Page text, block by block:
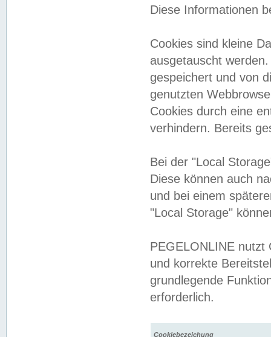
Diese Informationen
Cookies sind kleine
ausgetauscht
gespeichert und von
genutzten
Cookies durch eine
verhindern. Bereits
Bei der "Local
Diese können auch
und bei einem
"Local Storage"
PEGELONLINE nutzt
und korrekte
grundlegende
erforderlich.
Cookiebezeichung